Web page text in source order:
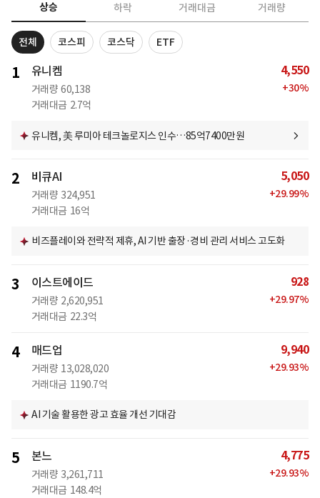
상승 하락 거래대금 거래량
전체 코스피 코스닥 ETF
1 유니켐
거래량 60,138
거래대금 2.7억
4,550
+30%
유니켐, 美 루미아 테크놀로지스 인수…85억7400만원
2 비큐AI
거래량 324,951
거래대금 16억
5,050
+29.99%
비즈플레이와 전략적 제휴, AI 기반 출장·경비 관리 서비스 고도화
3 이스트에이드
거래량 2,620,951
거래대금 22.3억
928
+29.97%
4 매드업
거래량 13,028,020
거래대금 1190.7억
9,940
+29.93%
AI 기술 활용한 광고 효율 개선 기대감
5 본느
거래량 3,261,711
거래대금 148.4억
4,775
+29.93%